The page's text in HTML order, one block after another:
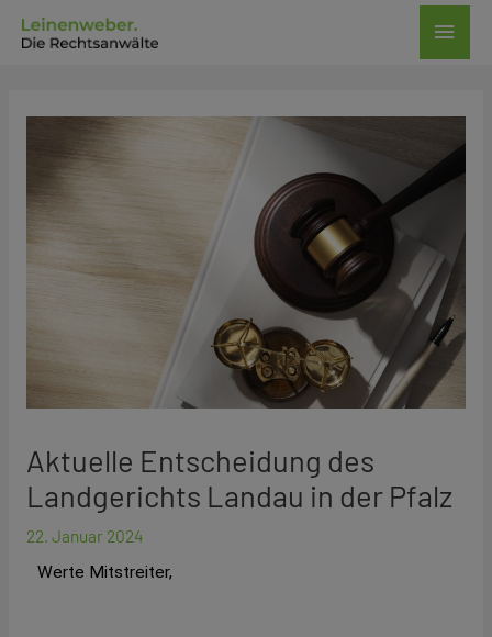
Inhalt
Aktuelle Entscheidung des
Landgerichts Landau in der Pfalz
22. Januar 2024
Werte Mitstreiter,